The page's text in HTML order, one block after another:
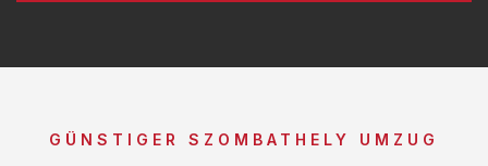
GÜNSTIGER SZOMBATHELY UMZUG